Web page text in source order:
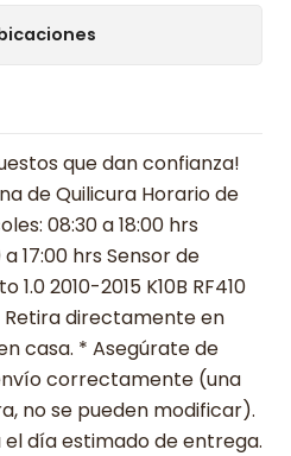
que dan confianza!
de Quilicura Horario de
08:30 a 18:00 hrs
17:00 hrs Sensor de
2010-2015 K10B RF410
Retira directamente en
casa. * Asegúrate de
correctamente (una
no se pueden modificar).
el día estimado de entrega.